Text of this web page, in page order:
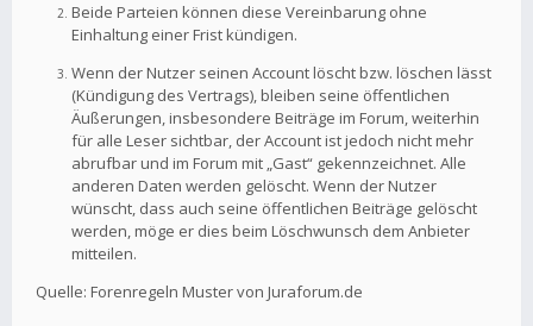
Beide Parteien können diese Vereinbarung ohne
Einhaltung einer Frist kündigen.
Wenn der Nutzer seinen Account löscht bzw. löschen lässt
(Kündigung des Vertrags), bleiben seine öffentlichen
Äußerungen, insbesondere Beiträge im Forum, weiterhin
für alle Leser sichtbar, der Account ist jedoch nicht mehr
abrufbar und im Forum mit „Gast“ gekennzeichnet. Alle
anderen Daten werden gelöscht. Wenn der Nutzer
wünscht, dass auch seine öffentlichen Beiträge gelöscht
werden, möge er dies beim Löschwunsch dem Anbieter
mitteilen.
Quelle: Forenregeln Muster von Juraforum.de